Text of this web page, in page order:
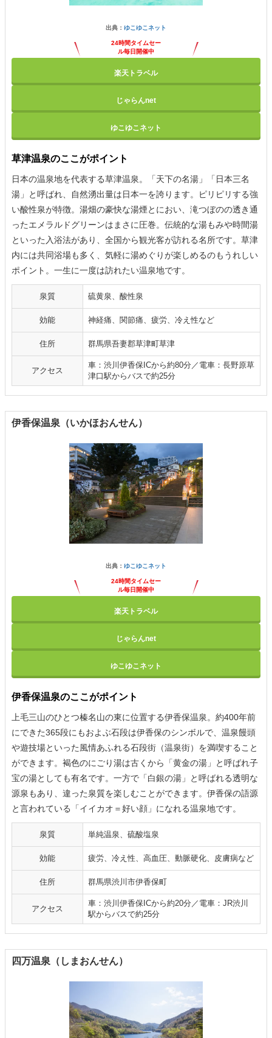
出典： ゆこゆこネット
24時間タイムセー
ル毎日開催中
楽天トラベル
じゃらんnet
ゆこゆこネット
草津温泉のここがポイント
日本の温泉地を代表する草津温泉。「天下の名湯」「日本三名
湯」と呼ばれ、自然湧出量は日本一を誇ります。ピリピリする強
い酸性泉が特徴。湯畑の豪快な湯煙とにおい、滝つぼのの透き通
ったエメラルドグリーンはまさに圧巻。伝統的な湯もみや時間湯
といった入浴法があり、全国から観光客が訪れる名所です。草津
内には共同浴場も多く、気軽に湯めぐりが楽しめるのもうれしい
ポイント。一生に一度は訪れたい温泉地です。
泉質 硫黄泉、酸性泉
効能 神経痛、関節痛、疲労、冷え性など
住所 群馬県吾妻郡草津町草津
アクセス
車：渋川伊香保ICから約80分／電車：長野原草
津口駅からバスで約25分
伊香保温泉（いかほおんせん）
出典： ゆこゆこネット
24時間タイムセー
ル毎日開催中
楽天トラベル
じゃらんnet
ゆこゆこネット
伊香保温泉のここがポイント
上毛三山のひとつ榛名山の東に位置する伊香保温泉。約400年前
にできた365段にもおよぶ石段は伊香保のシンボルで、温泉饅頭
や遊技場といった風情あふれる石段街（温泉街）を満喫すること
ができます。褐色のにごり湯は古くから「黄金の湯」と呼ばれ子
宝の湯としても有名です。一方で「白銀の湯」と呼ばれる透明な
源泉もあり、違った泉質を楽しむことができます。伊香保の語源
と言われている「イイカオ＝好い顔」になれる温泉地です。
泉質 単純温泉、硫酸塩泉
効能 疲労、冷え性、高血圧、動脈硬化、皮膚病など
住所 群馬県渋川市伊香保町
アクセス
車：渋川伊香保ICから約20分／電車：JR渋川
駅からバスで約25分
四万温泉（しまおんせん）